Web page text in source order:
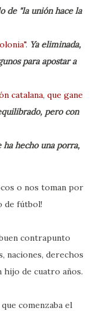
de "la unión hace la
. Ya eliminada,
para apostar a
catalana, que gane
pero con
ha hecho una porra,
o nos toman por
de fútbol!
contrapunto
naciones, derechos
hijo de cuatro años.
comenzaba el